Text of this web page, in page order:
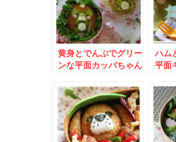
黄身とでんぶでグリー
ンな平面カッパちゃん
ハム
平面